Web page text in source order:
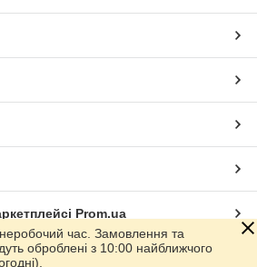
Prom.ua
час. Замовлення та
оброблені з 10:00 найближчого